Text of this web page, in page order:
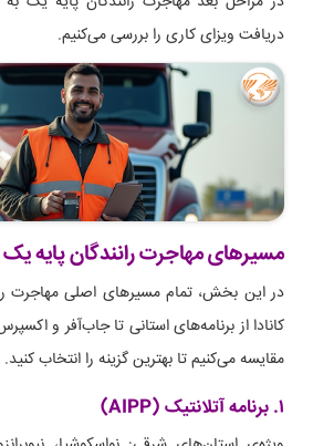
دریافت ویزای کاری را بررسی می‌کنیم.
مسیرهای مهاجرت رانندگان پایه یک
در این بخش، تمام مسیرهای اصلی مهاجرت
کانادا از برنامه‌های استانی تا جاب‌آفر و
مقایسه می‌کنیم تا بهترین گزینه را انتخاب کنید.
۱. برنامه آتلانتیک (AIPP)